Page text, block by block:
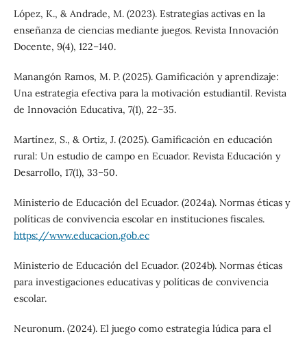
López, K., & Andrade, M. (2023). Estrategias activas en la
enseñanza de ciencias mediante juegos. Revista Innovación
Docente, 9(4), 122–140.
Manangón Ramos, M. P. (2025). Gamificación y aprendizaje:
Una estrategia efectiva para la motivación estudiantil. Revista
de Innovación Educativa, 7(1), 22–35.
Martínez, S., & Ortiz, J. (2025). Gamificación en educación
rural: Un estudio de campo en Ecuador. Revista Educación y
Desarrollo, 17(1), 33–50.
Ministerio de Educación del Ecuador. (2024a). Normas éticas y
políticas de convivencia escolar en instituciones fiscales.
https://www.educacion.gob.ec
Ministerio de Educación del Ecuador. (2024b). Normas éticas
para investigaciones educativas y políticas de convivencia
escolar.
Neuronum. (2024). El juego como estrategia lúdica para el